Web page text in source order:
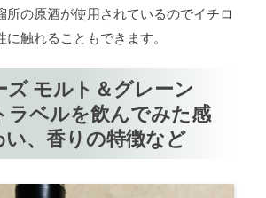
所の原酒が使用されているのでイチロ
触れることもできます。
ズ モルト＆グレーン
ラベルを飲んでみた感
い、香りの特徴など